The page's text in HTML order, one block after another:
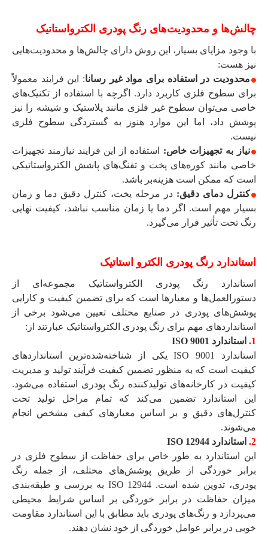
چالش‌ها و محدودیت‌های رنگ پودری الکترواستاتیک
با وجود مزایای بسیار، این روش دارای چالش‌ها و محدودیت‌هایی
نیز هست:
محدودیت در استفاده برای مواد غیر رسانا: این فرایند معمولاً
برای سطوح فلزی کاربرد دارد. اگرچه با استفاده از تکنیک‌های
خاصی می‌توان سطوح غیر فلزی مانند پلاستیک و شیشه را نیز
پوشش داد، اما این موارد هنوز به گستردگی سطوح فلزی
نیست.
نیاز به تجهیزات خاص: استفاده از این فرایند نیازمند تجهیزات
خاصی مانند کوره‌های پخت و تفنگ‌های پاشش الکترواستاتیکی
است که ممکن است هزینه‌بر باشد.
کنترل دمای دقیق: در مرحله پخت، کنترل دقیق دما و زمان
بسیار مهم است. اگر دما یا زمان مناسب نباشد، کیفیت نهایی
رنگ تحت تأثیر قرار می‌گیرد.
استاندارد رنگ پودری الکترو استاتیک
استاندارد رنگ پودری الکترواستاتیک مجموعه‌ای از
دستورالعمل‌ها و معیارها است که برای تضمین کیفیت و کارایی
پوشش‌های پودری در صنایع مختلف تعیین می‌شود برخی از
استانداردهای مهم برای رنگ پودری الکترواستاتیک عبارتند از:
1.
استاندارد ISO 9001
استاندارد ISO 9001 یکی از شناخته‌شده‌ترین استانداردهای
کیفیت است که به منظور تضمین کیفیت فرآیند تولید و مدیریت
کیفیت در کارخانه‌های تولیدکننده رنگ پودری استفاده می‌شود.
این استاندارد تضمین می‌کند که تمام مراحل تولید تحت
کنترل‌های دقیق و بر اساس معیارهای کیفی مشخص انجام
می‌شوند.
2.
استاندارد ISO 12944
این استاندارد به طور خاص برای حفاظت از سطوح فلزی در
برابر خوردگی از طریق پوشش‌های مختلف، از جمله رنگ
پودری، تدوین شده است. ISO 12944 به بررسی و طبقه‌بندی
میزان حفاظت در برابر خوردگی بر اساس شرایط محیطی
می‌پردازد و رنگ‌های پودری باید مطابق با این استاندارد مقاومت
خوبی در برابر عوامل خوردگی از خود نشان دهند.